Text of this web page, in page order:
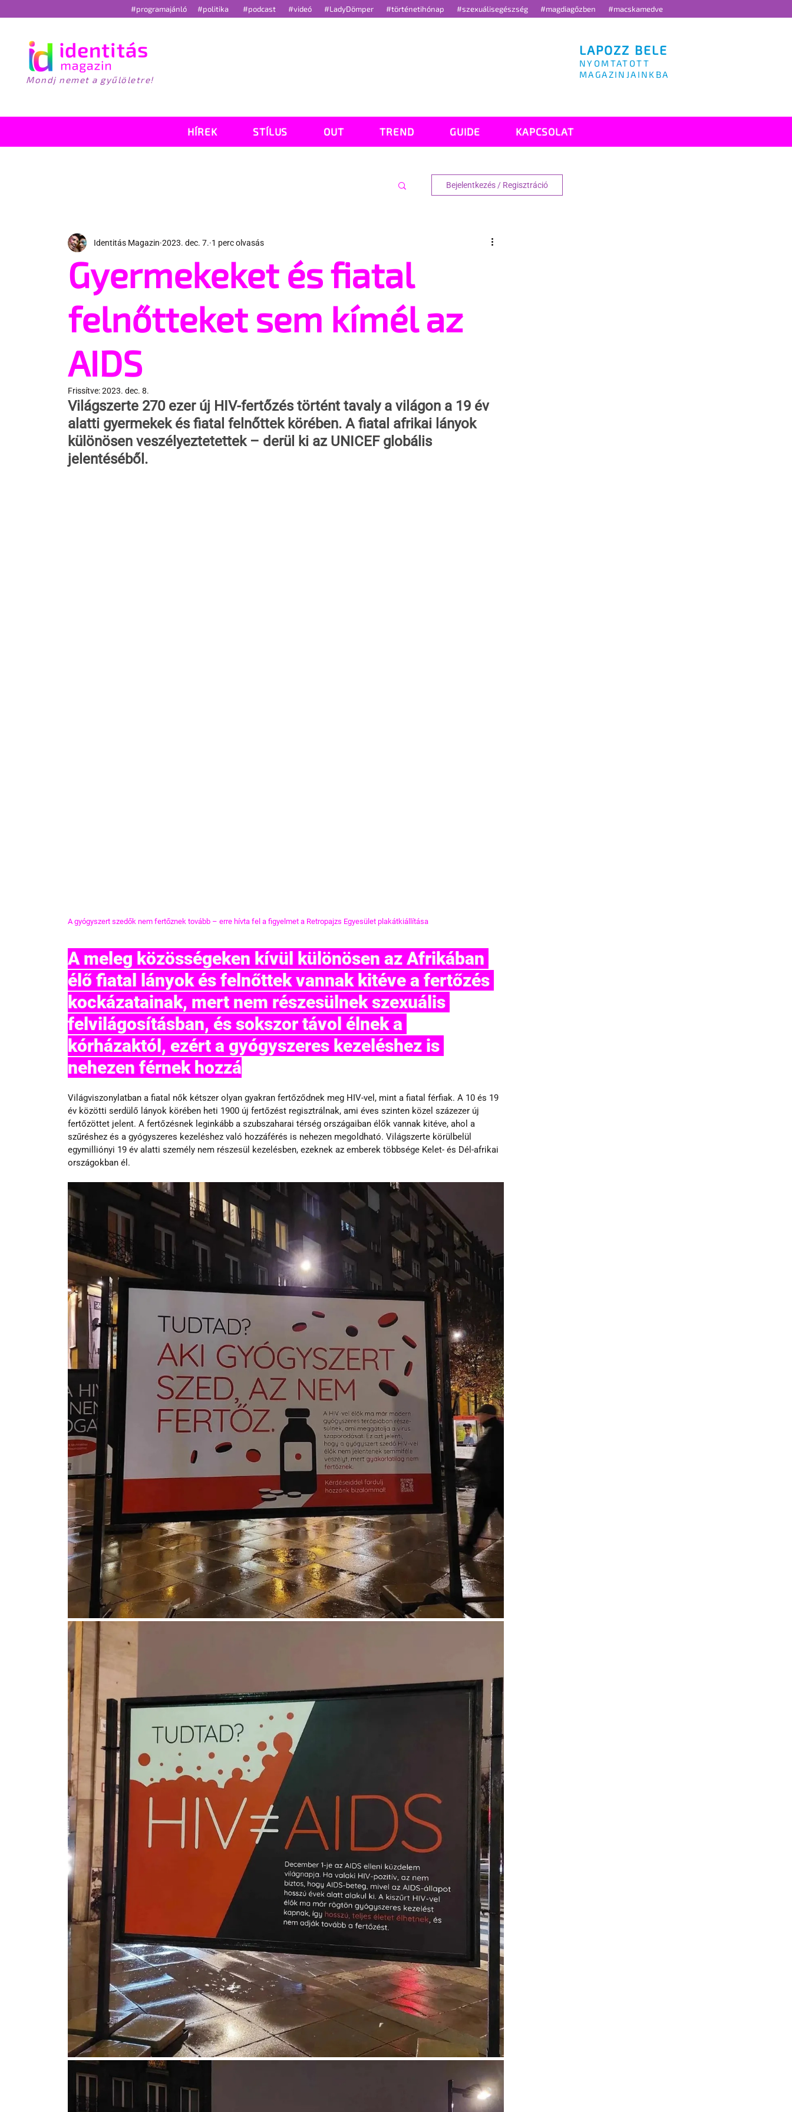
#programajánló #politika #podcast #videó #LadyDömper #történetihónap #szexuálisegészség #magdiagőzben #macskamedve
Mondj nemet a gyűlöletre!
LAPOZZ BELE
NYOMTATOTT
MAGAZINJAINKBA
HÍREK STÍLUS OUT TREND GUIDE KAPCSOLAT
Bejelentkezés / Regisztráció
Gyermekeket és fiatal
felnőtteket sem kímél az
AIDS
Identitás Magazin 2023. dec. 7. 1 perc olvasás
Frissítve:2023. dec. 8.
Világszerte 270 ezer új HIV-fertőzés történt tavaly a világon a 19 év
alatti gyermekek és fiatal felnőttek körében. A fiatal afrikai lányok
különösen veszélyeztetettek – derül ki az UNICEF globális
jelentéséből.
A gyógyszert szedők nem fertőznek tovább – erre hívta fel a figyelmet a Retropajzs Egyesület plakátkiállítása
A meleg közösségeken kívül különösen az Afrikában
élő fiatal lányok és felnőttek vannak kitéve a fertőzés
kockázatainak, mert nem részesülnek szexuális
felvilágosításban, és sokszor távol élnek a
kórházaktól, ezért a gyógyszeres kezeléshez is
nehezen férnek hozzá
Világviszonylatban a fiatal nők kétszer olyan gyakran fertőződnek meg HIV-vel, mint a fiatal férfiak. A 10 és 19
év közötti serdülő lányok körében heti 1900 új fertőzést regisztrálnak, ami éves szinten közel százezer új
fertőzöttet jelent. A fertőzésnek leginkább a szubszaharai térség országaiban élők vannak kitéve, ahol a
szűréshez és a gyógyszeres kezeléshez való hozzáférés is nehezen megoldható. Világszerte körülbelül
egymilliónyi 19 év alatti személy nem részesül kezelésben, ezeknek az emberek többsége Kelet- és Dél-afrikai
országokban él.